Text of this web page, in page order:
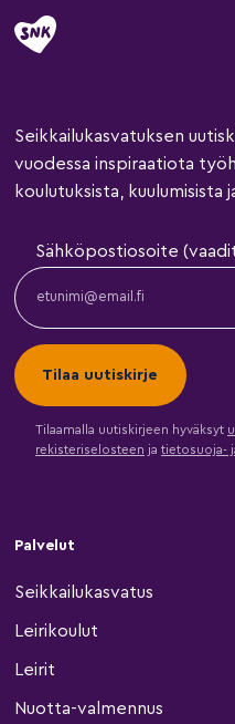
Seikkailukasvatuksen
vuodessa inspiraatiota
koulutuksista, kuulumisista
Sähköpostiosoite
Tilaamalla uutiskirjeen hyväksyt
rekisteriselosteen ja tietosuoja-
Palvelut
Seikkailukasvatus
Leirikoulut
Leirit
Nuotta-valmennus